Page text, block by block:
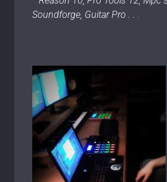
Soundforge, Guitar Pro . .